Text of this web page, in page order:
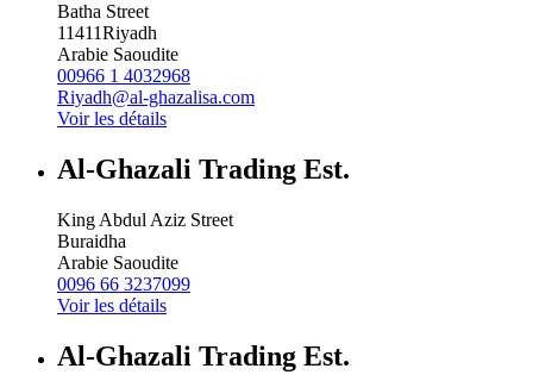
Batha Street
11411Riyadh
Arabie Saoudite
00966 1 4032968
Riyadh@al-ghazalisa.com
Voir les détails
Al-Ghazali Trading Est.
King Abdul Aziz Street
Buraidha
Arabie Saoudite
0096 66 3237099
Voir les détails
Al-Ghazali Trading Est.